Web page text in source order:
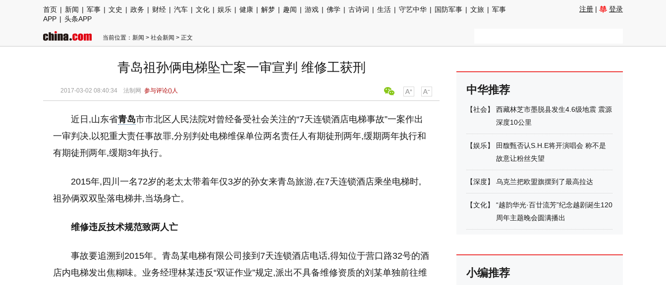
首页 | 新闻 | 军事 | 文史 | 政务 | 财经 | 汽车 | 文化 | 娱乐 | 健康 | 解梦 | 趣闻 | 游戏 | 佛学 | 古诗词 | 生活 | 守艺中华 | 国防军事 | 文旅 | 军事
APP | 头条APP
注册 | 登录
当前位置： 新闻 > 社会新闻 > 正文
青岛祖孙俩电梯坠亡案一审宣判 维修工获刑
2017-03-02 08:40:34 法制网 参与评论()人
近日,山东省青岛市市北区人民法院对曾经备受社会关注的“7天连锁酒店电梯事故”一案作出
一审判决,以犯重大责任事故罪,分别判处电梯维保单位两名责任人有期徒刑两年,缓期两年执行和
有期徒刑两年,缓期3年执行。
2015年,四川一名72岁的老太太带着年仅3岁的孙女来青岛旅游,在7天连锁酒店乘坐电梯时,
祖孙俩双双坠落电梯井,当场身亡。
维修违反技术规范致两人亡
事故要追溯到2015年。青岛某电梯有限公司接到7天连锁酒店电话,得知位于营口路32号的酒
店内电梯发出焦糊味。业务经理林某违反“双证作业”规定,派出不具备维修资质的刘某单独前往维
中华推荐
【社会】
西藏林芝市墨脱县发生4.6级地震 震源
深度10公里
【娱乐】
田馥甄否认S.H.E将开演唱会 称不是
故意让粉丝失望
【深度】 乌克兰把欧盟旗摆到了最高拉达
【文化】
“越韵华光·百廿流芳”纪念越剧诞生120
周年主题晚会圆满播出
小编推荐